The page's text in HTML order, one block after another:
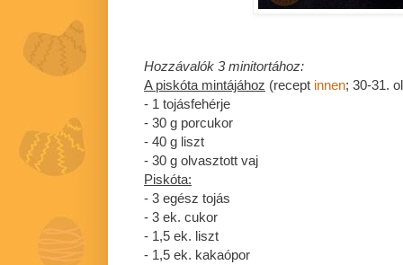
Hozzávalók 3 minitortához:
A piskóta mintájához (recept innen; 30-31.
- 1 tojásfehérje
- 30 g porcukor
- 40 g liszt
- 30 g olvasztott vaj
Piskóta:
- 3 egész tojás
- 3 ek. cukor
- 1,5 ek. liszt
- 1,5 ek. kakaópor